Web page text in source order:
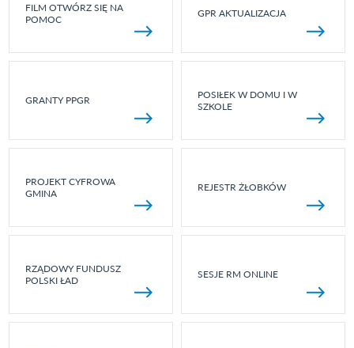
FILM OTWÓRZ SIĘ NA
POMOC
GPR AKTUALIZACJA
GRANTY PPGR
POSIŁEK W DOMU I W
SZKOLE
PROJEKT CYFROWA
GMINA
REJESTR ŻŁOBKÓW
RZĄDOWY FUNDUSZ
POLSKI ŁAD
SESJE RM ONLINE